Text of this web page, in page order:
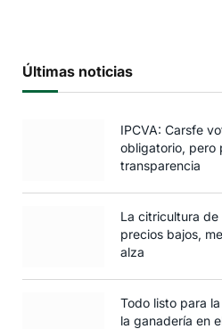
Últimas noticias
IPCVA: Carsfe
obligatorio, pero
transparencia
La citricultura de
precios bajos,
alza
Todo listo para
la ganadería en